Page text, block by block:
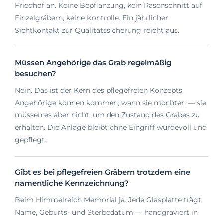
Friedhof an. Keine Bepflanzung, kein Rasenschnitt auf
Einzelgräbern, keine Kontrolle. Ein jährlicher
Sichtkontakt zur Qualitätssicherung reicht aus.
Müssen Angehörige das Grab regelmäßig
besuchen?
Nein. Das ist der Kern des pflegefreien Konzepts.
Angehörige können kommen, wann sie möchten — sie
müssen es aber nicht, um den Zustand des Grabes zu
erhalten. Die Anlage bleibt ohne Eingriff würdevoll und
gepflegt.
Gibt es bei pflegefreien Gräbern trotzdem eine
namentliche Kennzeichnung?
Beim Himmelreich Memorial ja. Jede Glasplatte trägt
Name, Geburts- und Sterbedatum — handgraviert in